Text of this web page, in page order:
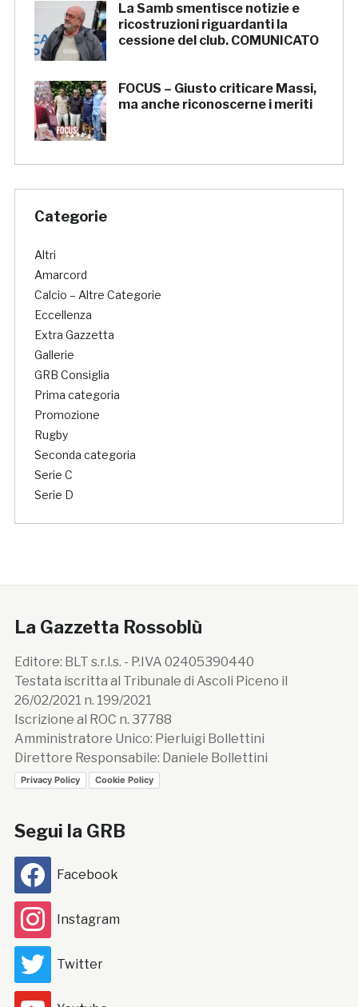
La Samb smentisce notizie e
ricostruzioni riguardanti la
cessione del club. COMUNICATO
FOCUS – Giusto criticare Massi,
ma anche riconoscerne i meriti
Categorie
Altri
Amarcord
Calcio – Altre Categorie
Eccellenza
Extra Gazzetta
Gallerie
GRB Consiglia
Prima categoria
Promozione
Rugby
Seconda categoria
Serie C
Serie D
La Gazzetta Rossoblù
Editore: BLT s.r.l.s. - P.IVA 02405390440
Testata iscritta al Tribunale di Ascoli Piceno il
26/02/2021 n. 199/2021
Iscrizione al ROC n. 37788
Amministratore Unico: Pierluigi Bollettini
Direttore Responsabile: Daniele Bollettini
Privacy Policy Cookie Policy
Segui la GRB
Facebook
Instagram
Twitter